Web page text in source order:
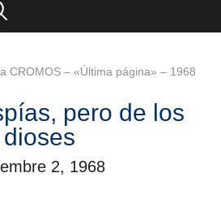
CROMOS – «Última página» – 1968
pero de los
dioses
2, 1968